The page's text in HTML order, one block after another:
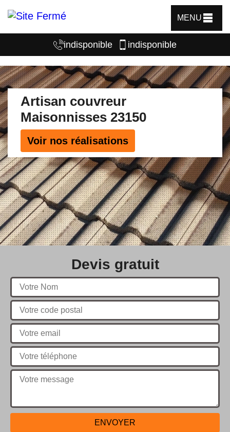
MENU
indisponible indisponible
Artisan couvreur
Maisonnisses 23150
Voir nos réalisations
Devis gratuit